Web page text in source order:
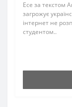
Есе за текстом
загрожує
інтернет не
студентом..